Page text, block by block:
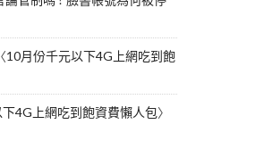
10月份千元以下4G上網吃到飽
4G上網吃到飽資費懶人包〉